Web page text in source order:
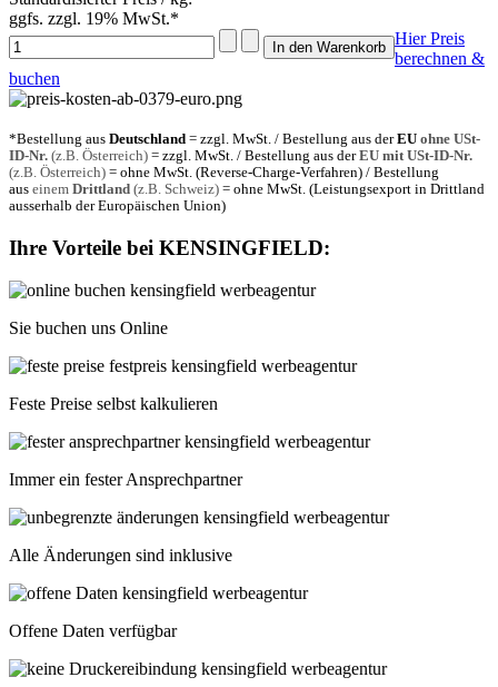
ggfs. zzgl. 19% MwSt.*
Hier Preis
berechnen &
buchen
*Bestellung aus Deutschland = zzgl. MwSt. / Bestellung aus derEU ohne USt-
ID-Nr. (z.B. Österreich) = zzgl. MwSt. / Bestellung aus derEU mit USt-ID-Nr.
(z.B. Österreich) = ohne MwSt. (Reverse-Charge-Verfahren) / Bestellung
aus einem Drittland (z.B. Schweiz) = ohne MwSt. (Leistungsexport in Drittland
ausserhalb der Europäischen Union)
Ihre Vorteile bei KENSINGFIELD:
Sie buchen uns Online
Feste Preise selbst kalkulieren
Immer ein fester Ansprechpartner
Alle Änderungen sind inklusive
Offene Daten verfügbar